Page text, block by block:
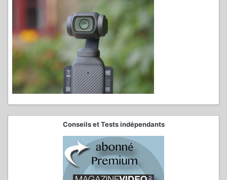
Conseils et Tests indépendants